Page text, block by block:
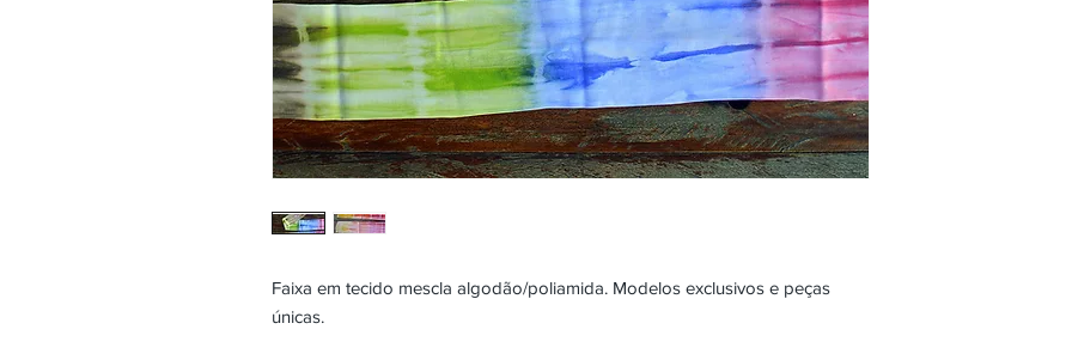
Faixa em tecido mescla algodão/poliamida. Modelos exclusivos e peças
únicas.